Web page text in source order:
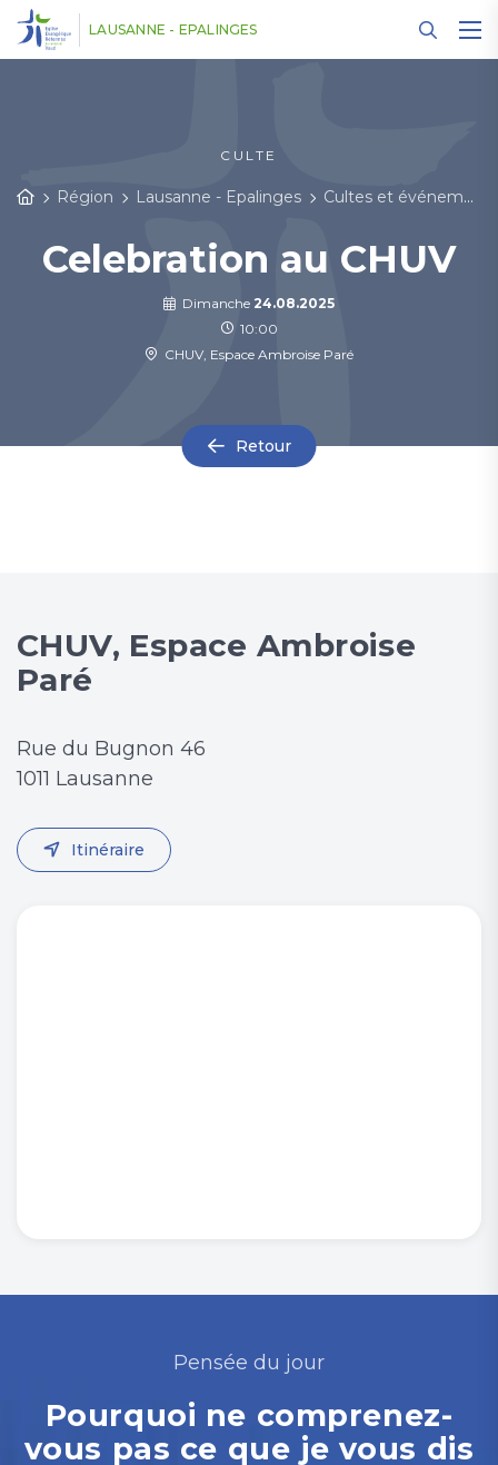
LAUSANNE - EPALINGES
CULTE
Région Lausanne - Epalinges Cultes et événements
Celebration au CHUV
Dimanche 24.08.2025
10:00
CHUV, Espace Ambroise Paré
Retour
CHUV, Espace Ambroise
Paré
Rue du Bugnon 46
1011 Lausanne
Itinéraire
Pensée du jour
Pourquoi ne comprenez-
vous pas ce que je vous dis
Panneau de gestion des cookies